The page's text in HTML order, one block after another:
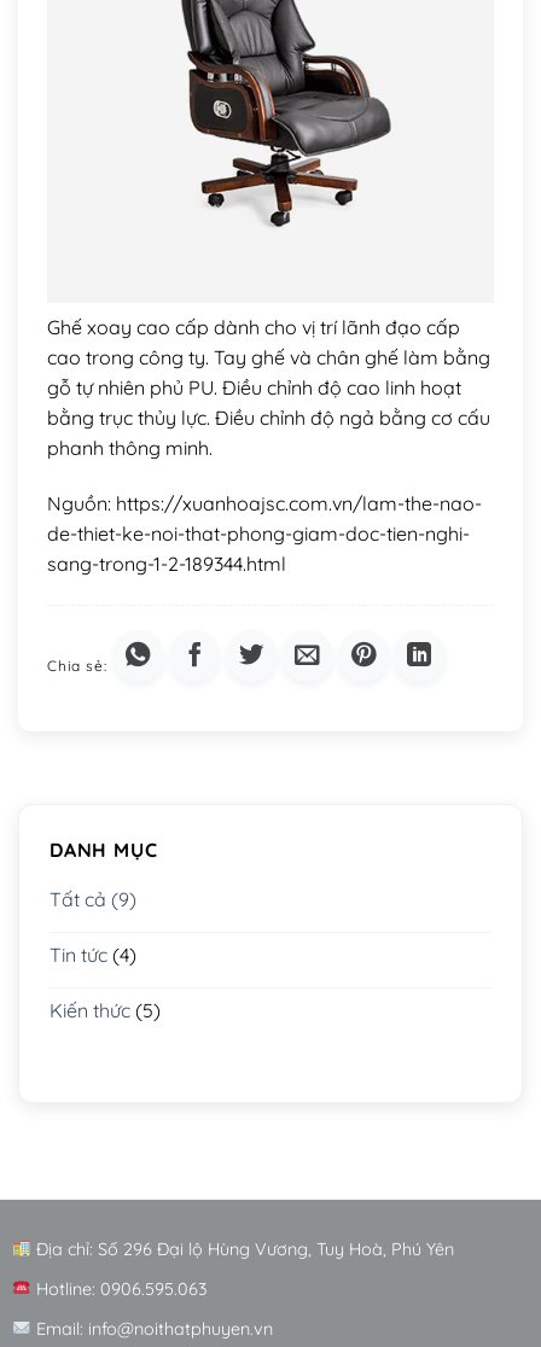
DANH MỤC
Tất cả (9)
Tin tức (4)
Kiến thức (5)
Ghế xoay cao cấp dành cho vị trí lãnh đạo cấp
cao trong công ty. Tay ghế và chân ghế làm bằng
gỗ tự nhiên phủ PU. Điều chỉnh độ cao linh hoạt
bằng trục thủy lực. Điều chỉnh độ ngả bằng cơ cấu
phanh thông minh.
Nguồn: https://xuanhoajsc.com.vn/lam-the-nao-
de-thiet-ke-noi-that-phong-giam-doc-tien-nghi-
sang-trong-1-2-189344.html
Địa chỉ: Số 296 Đại lộ Hùng Vương, Tuy Hoà, Phú Yên
Hotline: 0906.595.063
Email: info@noithatphuyen.vn